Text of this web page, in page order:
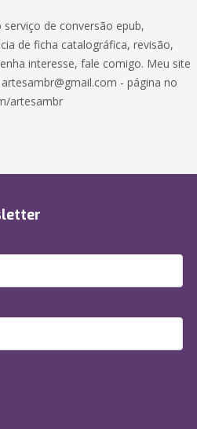
de conversão epub,
de ficha catalográfica, revisão,
interesse, fale comigo. Meu site
artesambr@gmail.com - página no
artesambr